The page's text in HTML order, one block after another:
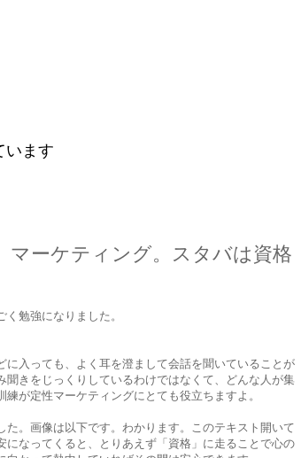
います
マーケティング。スタバは資格
勉強になりました。
入っても、よく耳を澄まして会話を聞いていることが
きをじっくりしているわけではなくて、どんな人が集
が定性マーケティングにとても役立ちますよ。
。画像は以下です。わかります。このテキスト開いて
なってくると、とりあえず「資格」に走ることで心の